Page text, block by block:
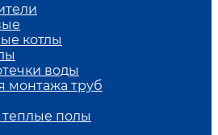
котлы
воды
монтажа труб
теплые полы